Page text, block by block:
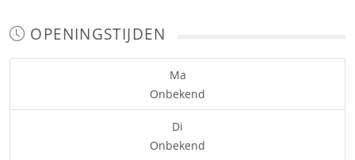
OPENINGSTIJDEN
Ma
Onbekend
Di
Onbekend